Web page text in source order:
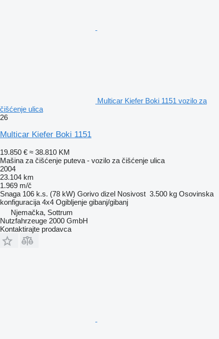
Multicar Kiefer Boki 1151 vozilo za
čišćenje ulica
26
Multicar Kiefer Boki 1151
19.850 € ≈ 38.810 KM
Mašina za čišćenje puteva - vozilo za čišćenje ulica
2004
23.104 km
1.969 m/č
Snaga 106 k.s. (78 kW) Gorivo dizel Nosivost 3.500 kg Osovinska
konfiguracija 4x4 Ogibljenje gibanj/gibanj
Njemačka, Sottrum
Nutzfahrzeuge 2000 GmbH
Kontaktirajte prodavca